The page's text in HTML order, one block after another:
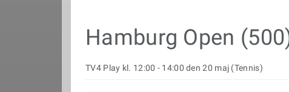
Hamburg Open
TV4 Play kl. 12:00 - 14:00 den 20 maj (Tennis)